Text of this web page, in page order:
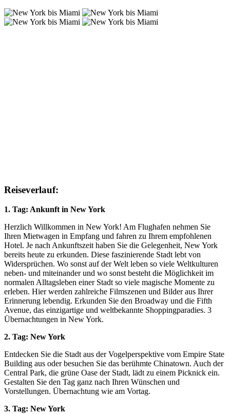
Reiseverlauf:
1. Tag: Ankunft in New York
Herzlich Willkommen in New York! Am Flughafen nehmen Sie
Ihren Mietwagen in Empfang und fahren zu Ihrem empfohlenen
Hotel. Je nach Ankunftszeit haben Sie die Gelegenheit, New York
bereits heute zu erkunden. Diese faszinierende Stadt lebt von
Widersprüchen. Wo sonst auf der Welt leben so viele Weltkulturen
neben- und miteinander und wo sonst besteht die Möglichkeit im
normalen Alltagsleben einer Stadt so viele magische Momente zu
erleben. Hier werden zahlreiche Filmszenen und Bilder aus Ihrer
Erinnerung lebendig. Erkunden Sie den Broadway und die Fifth
Avenue, das einzigartige und weltbekannte Shoppingparadies. 3
Übernachtungen in New York.
2. Tag: New York
Entdecken Sie die Stadt aus der Vogelperspektive vom Empire State
Building aus oder besuchen Sie das berühmte Chinatown. Auch der
Central Park, die grüne Oase der Stadt, lädt zu einem Picknick ein.
Gestalten Sie den Tag ganz nach Ihren Wünschen und
Vorstellungen. Übernachtung wie am Vortag.
3. Tag: New York